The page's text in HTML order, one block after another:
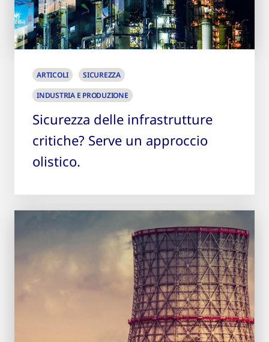
ARTICOLI
SICUREZZA
INDUSTRIA E PRODUZIONE
Sicurezza delle infrastrutture
critiche? Serve un approccio
olistico.